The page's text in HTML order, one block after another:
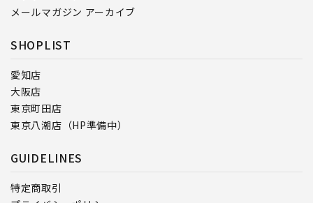
メールマガジン アーカイブ
SHOPLIST
愛知店
大阪店
東京町田店
東京八潮店（HP準備中）
GUIDELINES
特定商取引